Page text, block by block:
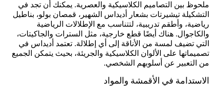
ملحوظ بين التصاميم الكلاسيكية والعصرية. يمكنك أن تجد في
التشكيلة تيشيرتات بشعار أديداس الشهير، قمصان بولو، بناطيل
رياضية، وأطقم تدريبية، لتتناسب مع الإطلالات الرياضية
والكاجوال. هناك أيضًا قطع خارجية، مثل السترات والجاكيتات،
التي تضيف لمسة من الأناقة إلى أي إطلالة. تعتمد أديداس في
تصميماتها على الألوان الكلاسيكية والجريئة، بحيث يتمكن الجميع
من التعبير عن أسلوبهم الشخصي.
الاستدامة في الأقمشة والمواد